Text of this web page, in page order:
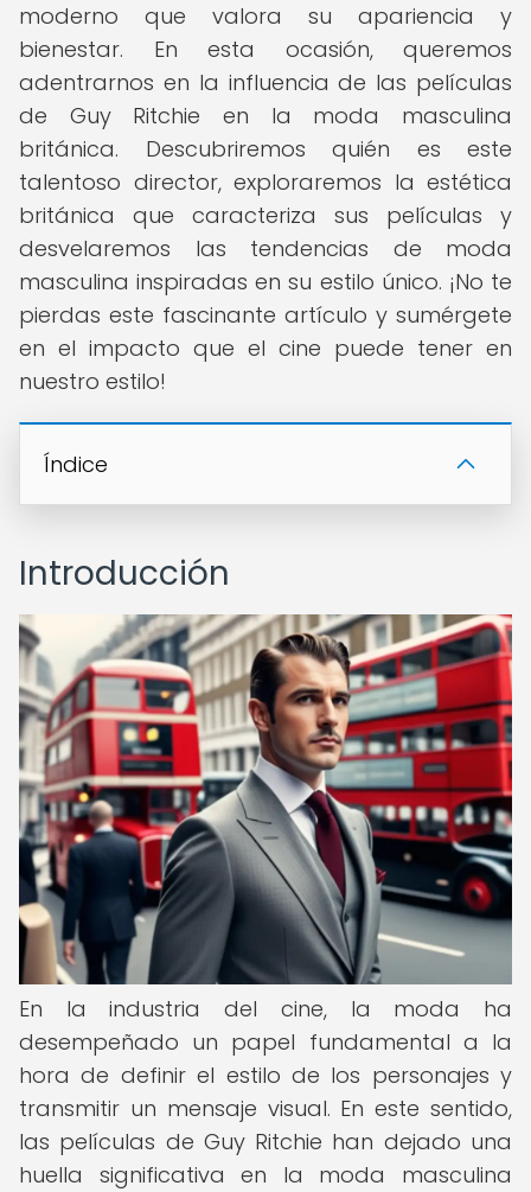
moderno que valora su apariencia y
bienestar. En esta ocasión, queremos
adentrarnos en la influencia de las películas
de Guy Ritchie en la moda masculina
británica. Descubriremos quién es este
talentoso director, exploraremos la estética
británica que caracteriza sus películas y
desvelaremos las tendencias de moda
masculina inspiradas en su estilo único. ¡No te
pierdas este fascinante artículo y sumérgete
en el impacto que el cine puede tener en
nuestro estilo!
Índice
Introducción
En la industria del cine, la moda ha
desempeñado un papel fundamental a la
hora de definir el estilo de los personajes y
transmitir un mensaje visual. En este sentido,
las películas de Guy Ritchie han dejado una
huella significativa en la moda masculina